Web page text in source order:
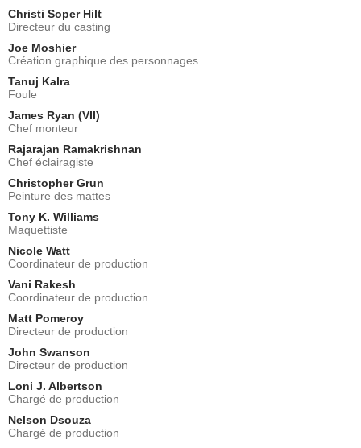
Christi Soper Hilt
Directeur du casting
Joe Moshier
Création graphique des personnages
Tanuj Kalra
Foule
James Ryan (VII)
Chef monteur
Rajarajan Ramakrishnan
Chef éclairagiste
Christopher Grun
Peinture des mattes
Tony K. Williams
Maquettiste
Nicole Watt
Coordinateur de production
Vani Rakesh
Coordinateur de production
Matt Pomeroy
Directeur de production
John Swanson
Directeur de production
Loni J. Albertson
Chargé de production
Nelson Dsouza
Chargé de production